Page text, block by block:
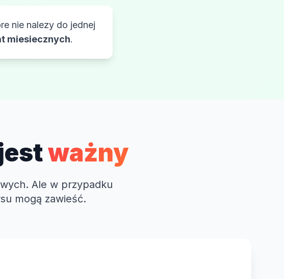
nie nalezy do jednej
miesiecznych.
ważny
Ale w przypadku
mogą zawieść.